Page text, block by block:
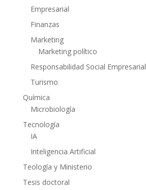
Empresarial
Finanzas
Marketing
Marketing político
Responsabilidad Social Empresarial
Turismo
Química
Microbiología
Tecnología
IA
Inteligencia Artificial
Teología y Ministerio
Tesis doctoral